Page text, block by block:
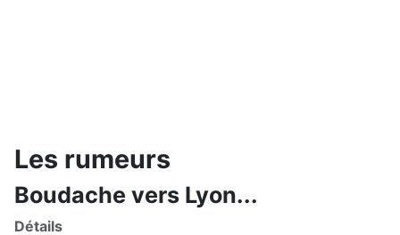
Les rumeurs
Boudache vers Lyon...
Détails